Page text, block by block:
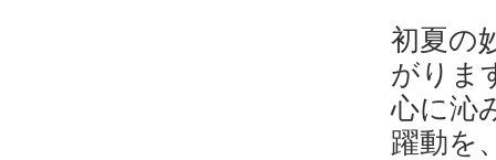
初夏の
がりま
心に沁
躍動を